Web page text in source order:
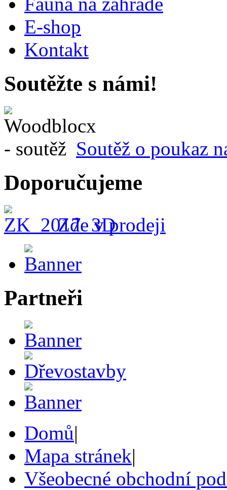
E-shop
Kontakt
Soutěžte s námi!
Soutěž o poukaz
Doporučujeme
Zde v prodeji
Partneři
Domů|
Mapa stránek|
Všeobecné obchodní